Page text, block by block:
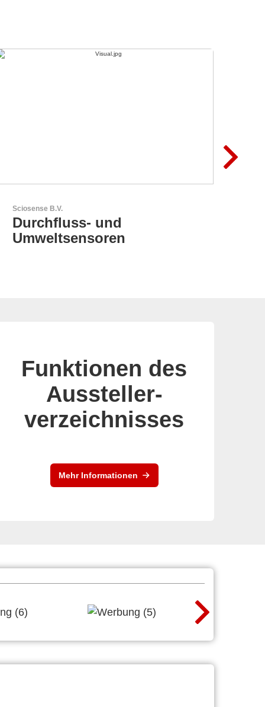
Esseti Srl
Ihr Partner für High-Tech-
Leiterplatten
Funktionen des
Aussteller-
verzeichnisses
Mehr Informationen